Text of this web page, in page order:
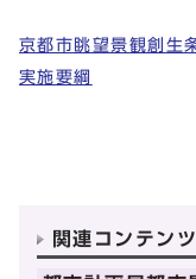
京都市眺望景観創生
実施要綱
関連コンテンツ